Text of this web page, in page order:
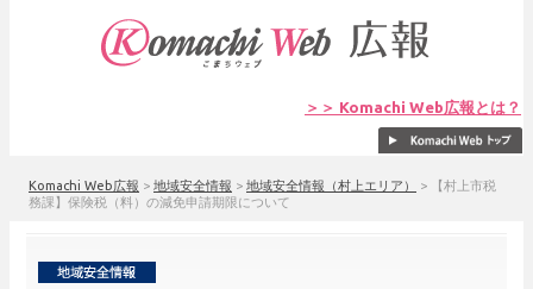
＞＞ Komachi Web広報とは？
Komachi Web広報 > 地域安全情報 > 地域安全情報（村上エリア） >
【村上市税
務課】保険税（料）の減免申請期限について